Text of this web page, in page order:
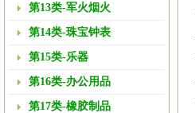
第13类-军火烟火
第14类-珠宝钟表
第15类-乐器
第16类-办公用品
第17类-橡胶制品